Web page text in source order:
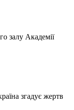
залу Академії
згадує жертв